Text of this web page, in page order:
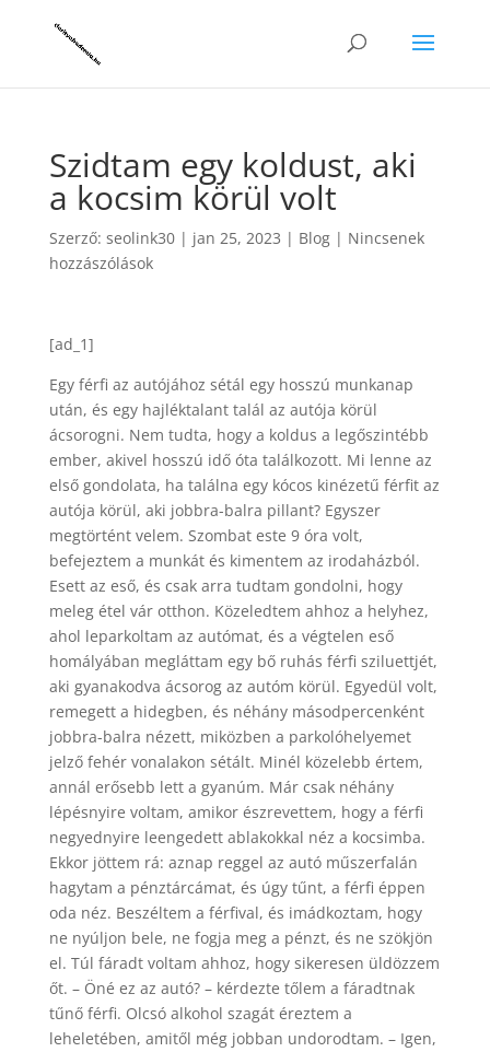
Szidtam egy koldust, aki
a kocsim körül volt
Szerző: seolink30| jan 25, 2023 | Blog| Nincsenek
hozzászólások
[ad_1]
Egy férfi az autójához sétál egy hosszú munkanap
után, és egy hajléktalant talál az autója körül
ácsorogni. Nem tudta, hogy a koldus a legőszintébb
ember, akivel hosszú idő óta találkozott. Mi lenne az
első gondolata, ha találna egy kócos kinézetű férfit az
autója körül, aki jobbra-balra pillant? Egyszer
megtörtént velem. Szombat este 9 óra volt,
befejeztem a munkát és kimentem az irodaházból.
Esett az eső, és csak arra tudtam gondolni, hogy
meleg étel vár otthon. Közeledtem ahhoz a helyhez,
ahol leparkoltam az autómat, és a végtelen eső
homályában megláttam egy bő ruhás férfi sziluettjét,
aki gyanakodva ácsorog az autóm körül. Egyedül volt,
remegett a hidegben, és néhány másodpercenként
jobbra-balra nézett, miközben a parkolóhelyemet
jelző fehér vonalakon sétált. Minél közelebb értem,
annál erősebb lett a gyanúm. Már csak néhány
lépésnyire voltam, amikor észrevettem, hogy a férfi
negyednyire leengedett ablakokkal néz a kocsimba.
Ekkor jöttem rá: aznap reggel az autó műszerfalán
hagytam a pénztárcámat, és úgy tűnt, a férfi éppen
oda néz. Beszéltem a férfival, és imádkoztam, hogy
ne nyúljon bele, ne fogja meg a pénzt, és ne szökjön
el. Túl fáradt voltam ahhoz, hogy sikeresen üldözzem
őt. – Öné ez az autó? – kérdezte tőlem a fáradtnak
tűnő férfi. Olcsó alkohol szagát éreztem a
leheletében, amitől még jobban undorodtam. – Igen,